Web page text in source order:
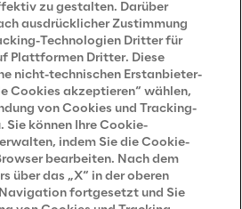
(Dienstleister)
(Marketing)
(Deutschland)
zu gestalten. Darüber
ausdrücklicher Zustimmung
Technologien Dritter für
Plattformen Dritter. Diese
nicht-technischen Erstanbieter-
Cookies akzeptieren“ wählen,
von Cookies und Tracking-
Sie können Ihre Cookie-
indem Sie die Cookie-
bearbeiten. Nach dem
über das „X“ in der oberen
fortgesetzt und Sie